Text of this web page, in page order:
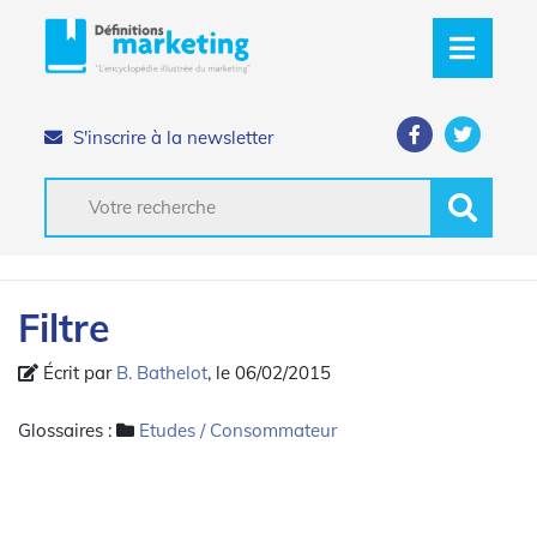
S'inscrire à la newsletter
Filtre
Écrit par B. Bathelot, le 06/02/2015
Glossaires : Etudes / Consommateur